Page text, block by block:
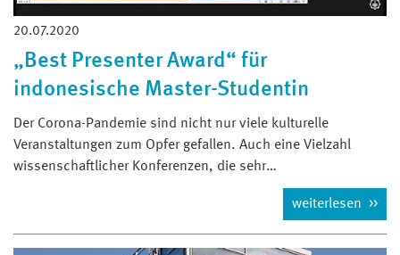
20.07.2020
„Best Presenter Award“ für
indonesische Master-Studentin
Der Corona-Pandemie sind nicht nur viele kulturelle
Veranstaltungen zum Opfer gefallen. Auch eine Vielzahl
wissenschaftlicher Konferenzen, die sehr…
weiterlesen